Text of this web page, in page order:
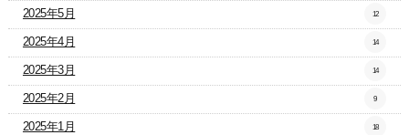
2025年5月 12
2025年4月 14
2025年3月 14
2025年2月 9
2025年1月 18